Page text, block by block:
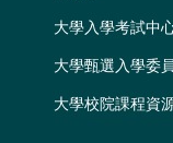
大學入學考試中
大學甄選入學委
大學校院課程資